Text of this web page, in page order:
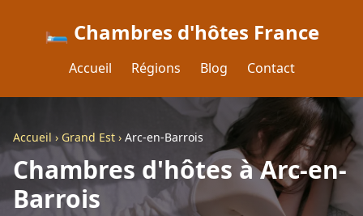
🛏️ Chambres d'hôtes France
Accueil Régions Blog Contact
Accueil › Grand Est › Arc-en-Barrois
Chambres d'hôtes à Arc-en-
Barrois